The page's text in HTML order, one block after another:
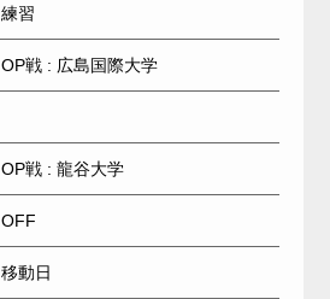
練習
OP戦 : 広島国際大学
OP戦 : 龍谷大学
OFF
移動日